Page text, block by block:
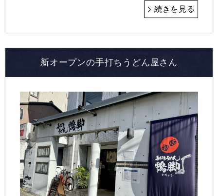
続きを見る
新オープンの手打ちうどん屋さん